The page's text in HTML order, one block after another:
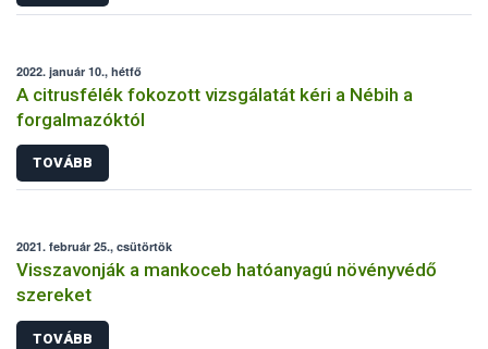
2022. január 10., hétfő
A citrusfélék fokozott vizsgálatát kéri a Nébih a
forgalmazóktól
TOVÁBB
2021. február 25., csütörtök
Visszavonják a mankoceb hatóanyagú növényvédő
szereket
TOVÁBB